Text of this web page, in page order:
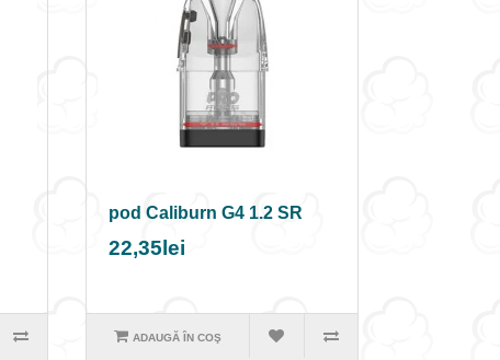
pod Caliburn G4 1.2 SR
22,35lei
ADAUGĂ ÎN COŞ